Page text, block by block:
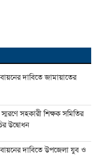
দাবিতে জামায়াতের
সহকারী শিক্ষক সমিতির
উদ্বোধন
দাবিতে উপজেলা যুব ও